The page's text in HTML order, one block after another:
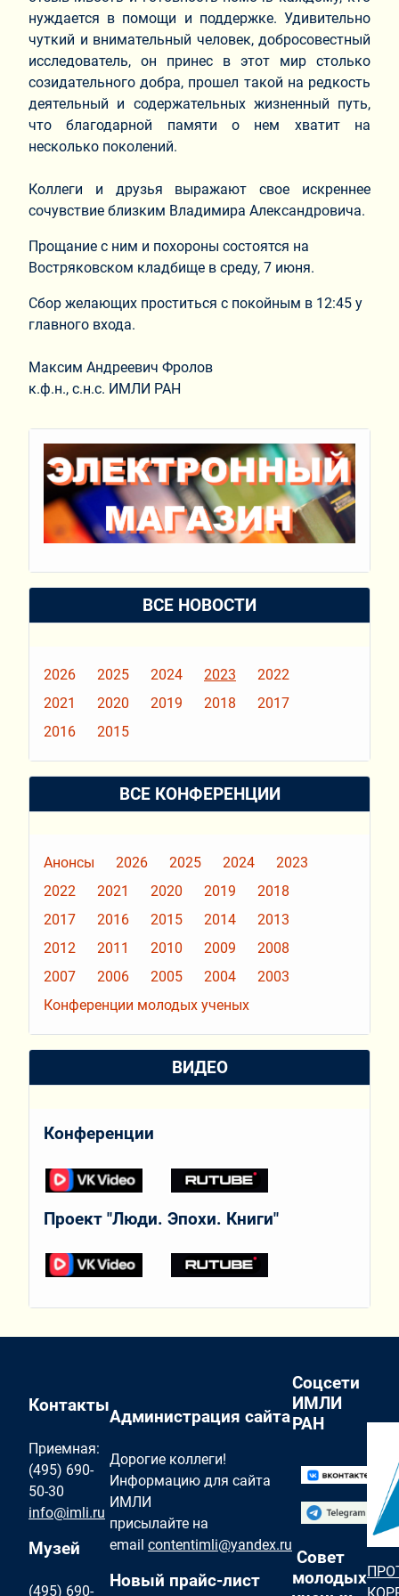
нуждается в помощи и поддержке. Удивительно
чуткий и внимательный человек, добросовестный
исследователь, он принес в этот мир столько
созидательного добра, прошел такой на редкость
деятельный и содержательных жизненный путь,
что благодарной памяти о нем хватит на
несколько поколений.
Коллеги и друзья выражают свое искреннее
сочувствие близким Владимира Александровича.
Прощание с ним и похороны состоятся на
Востряковском кладбище в среду, 7 июня.
Сбор желающих проститься с покойным в 12:45 у
главного входа.
Максим Андреевич Фролов
к.ф.н., с.н.с. ИМЛИ РАН
ВСЕ НОВОСТИ
2026 2025 2024 2023
2022
2021
2020 2019 2018
2017
2016
2015
ВСЕ КОНФЕРЕНЦИИ
Анонсы 2026 2025 2024
2023
2022
2021 2020 2019
2018
2017
2016 2015 2014
2013
2012
2011 2010 2009
2008
2007
2006 2005 2004
2003
Конференции молодых ученых
ВИДЕО
Конференции
Проект "Люди. Эпохи. Книги"
Контакты
Приемная:
(495) 690-
50-30
info@imli.ru
Музей
(495) 690-
Администрация сайта
Дорогие коллеги!
Информацию для сайта
ИМЛИ
присылайте на
email contentimli@yandex.ru
Новый прайс-лист
Соцсети
ИМЛИ
РАН
Совет
молодых